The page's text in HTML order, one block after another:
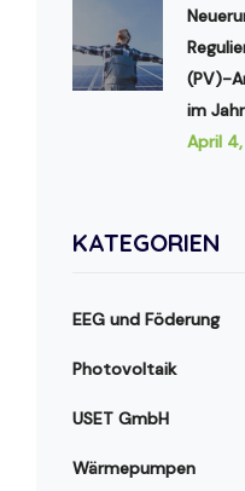
(PV)-
im
April
KATEGORIEN
EEG und Föderung
Photovoltaik
USET GmbH
Wärmepumpen